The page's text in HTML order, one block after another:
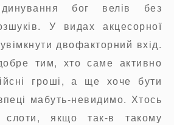
бог велів без
У видах акцесорної
двофакторний вхід.
тим, хто саме активно
гроші, а ще хоче бути
мабуть-невидимо. Хтось
слоти, якщо так-в такому